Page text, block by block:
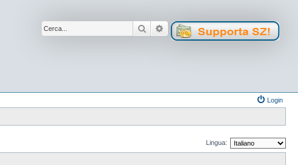
Cerca Ricerca avanzata
Login
Lingua: